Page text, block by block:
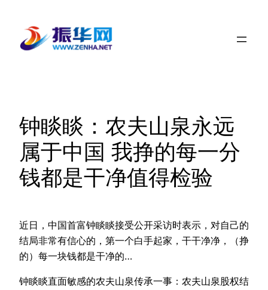
钟睒睒：农夫山泉永远
属于中国 我挣的每一分
钱都是干净值得检验
近日，中国首富钟睒睒接受公开采访时表示，对自己的
结局非常有信心的，第一个白手起家，干干净净，（挣
的）每一块钱都是干净的…
钟睒睒直面敏感的农夫山泉传承一事：农夫山泉股权结